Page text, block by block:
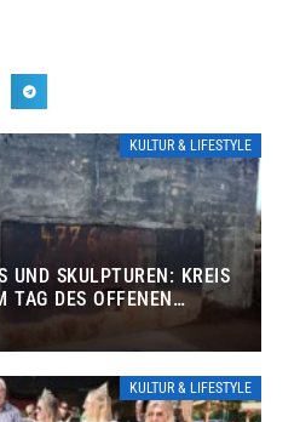
KULTUR & LIFESTYLE
UND SKULPTUREN: KREIS
TAG DES OFFENEN
KULTUR & LIFESTYLE